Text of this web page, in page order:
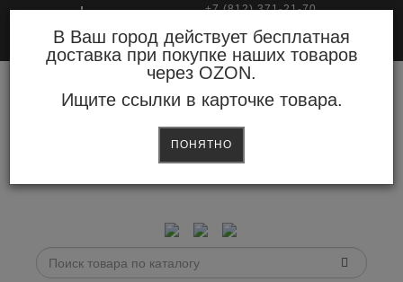
В Ваш город действует бесплатная
доставка при покупке наших товаров
через OZON.
Ищите ссылки в карточке товара.
ПОНЯТНО
+7 (812) 371-21-70